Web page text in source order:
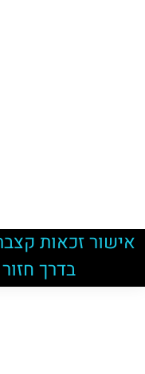
אישור זכאות
בדרך